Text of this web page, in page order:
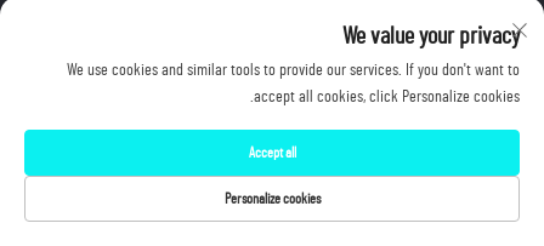
We value your privacy
We use cookies and similar tools to provide our services. If you don't want to
accept all cookies, click Personalize cookies.
Personalize cookies
Accept all